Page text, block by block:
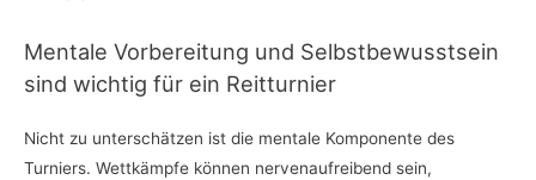
Mentale Vorbereitung und Selbstbewusstsein
sind wichtig für ein Reitturnier
Nicht zu unterschätzen ist die mentale Komponente des
Turniers. Wettkämpfe können nervenaufreibend sein,